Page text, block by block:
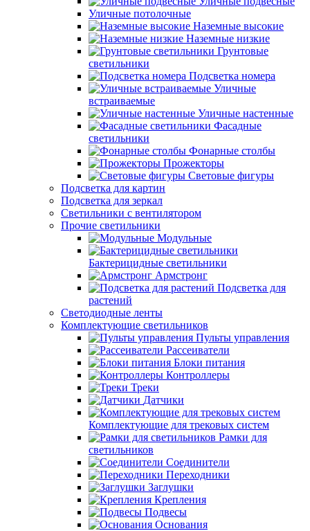
Уличные потолочные
Наземные высокие
Наземные низкие
Грунтовые
светильники
Подсветка номера
Уличные
встраиваемые
Уличные настенные
Фасадные
светильники
Фонарные столбы
Прожекторы
Световые фигуры
Подсветка для картин
Подсветка для зеркал
Светильники с вентилятором
Прочие светильники
Модульные
Бактерицидные светильники
Армстронг
Подсветка для
растений
Светодиодные ленты
Комплектующие светильников
Пульты управления
Рассеиватели
Блоки питания
Контроллеры
Треки
Датчики
Комплектующие для трековых систем
Рамки для
светильников
Соединители
Переходники
Заглушки
Крепления
Подвесы
Основания